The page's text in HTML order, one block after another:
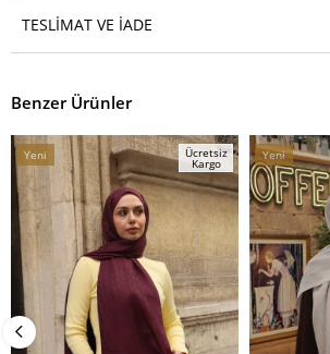
TESLIMAT VE İADE
Benzer Ürünler
Yeni
Ürün
Ücretsiz
Kargo
Yeni
Ürün